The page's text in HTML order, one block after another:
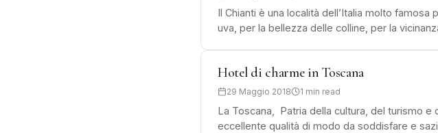
Il Chianti è una località dell’Italia molto
uva, per la bellezza delle colline, per la
Hotel di charme in Toscana
29 Maggio 2018 1 min read
La Toscana, Patria della cultura, del turismo
eccellente qualità di modo da soddisfare e